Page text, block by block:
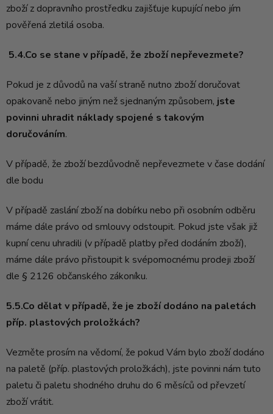
zboží z dopravního prostředku zajišťuje kupující nebo jím
pověřená zletilá osoba.
5.4.Co se stane v případě, že zboží nepřevezmete?
Pokud je z důvodů na vaší straně nutno zboží doručovat
opakovaně nebo jiným než sjednaným způsobem, jste
povinni uhradit náklady spojené s takovým
doručováním.
V případě, že zboží bezdůvodně nepřevezmete v čase dodání
dle bodu
V případě zaslání zboží na dobírku nebo při osobním odběru
máme dále právo od smlouvy odstoupit. Pokud jste však již
kupní cenu uhradili (v případě platby před dodáním zboží),
máme dále právo přistoupit k svépomocnému prodeji zboží
dle § 2126 občanského zákoníku.
5.5.Co dělat v případě, že je zboží dodáno na paletách
příp. plastových proložkách?
Vezměte prosím na vědomí, že pokud Vám bylo zboží dodáno
na paletě (příp. plastových proložkách), jste povinni nám tuto
paletu či paletu shodného druhu do 6 měsíců od převzetí
zboží vrátit.